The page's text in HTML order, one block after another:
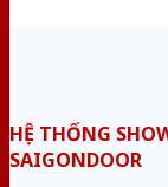
HỆ THỐNG
SAIGONDOOR